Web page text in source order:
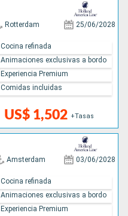
Rotterdam 25/06/2028
US$ 1,502 +Tasas
Cocina refinada
Animaciones exclusivas a bordo
Experiencia Premium
Comidas incluidas
Amsterdam 03/06/2028
Cocina refinada
Animaciones exclusivas a bordo
Experiencia Premium